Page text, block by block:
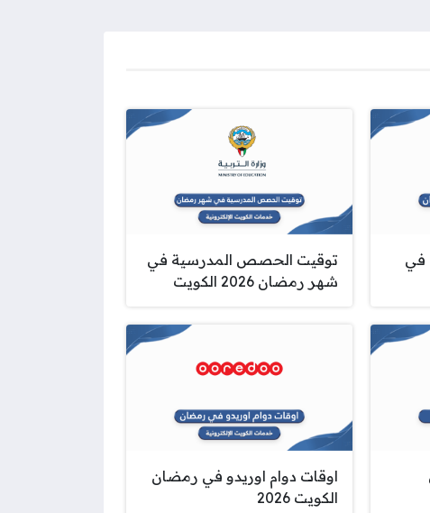
مواعيد دوام ماكس MAX في
توقيت الحصص المدرسية في
شهر رمضان 2026 الكويت
اوقات دوام اوريدو في رمضان
الكويت 2026